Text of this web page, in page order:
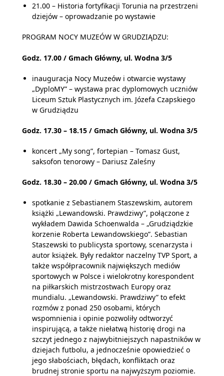
21.00 – Historia fortyfikacji Torunia na przestrzeni
dziejów – oprowadzanie po wystawie
PROGRAM NOCY MUZEÓW W GRUDZIĄDZU:
Godz. 17.00 / Gmach Główny, ul. Wodna 3/5
inauguracja Nocy Muzeów i otwarcie wystawy
„DyploMY” – wystawa prac dyplomowych uczniów
Liceum Sztuk Plastycznych im. Józefa Czapskiego
w Grudziądzu
Godz. 17.30 – 18.15 / Gmach Główny, ul. Wodna 3/5
koncert „My song”, fortepian – Tomasz Gust,
saksofon tenorowy – Dariusz Zaleśny
Godz. 18.30 – 20.00 / Gmach Główny, ul. Wodna 3/5
spotkanie z Sebastianem Staszewskim, autorem
książki „Lewandowski. Prawdziwy”, połączone z
wykładem Dawida Schoenwalda – „Grudziądzkie
korzenie Roberta Lewandowskiego”. Sebastian
Staszewski to publicysta sportowy, scenarzysta i
autor książek. Były redaktor naczelny TVP Sport, a
także współpracownik największych mediów
sportowych w Polsce i wielokrotny korespondent
na piłkarskich mistrzostwach Europy oraz
mundialu. „Lewandowski. Prawdziwy” to efekt
rozmów z ponad 250 osobami, których
wspomnienia i opinie pozwoliły odtworzyć
inspirującą, a także niełatwą historię drogi na
szczyt jednego z najwybitniejszych napastników w
dziejach futbolu, a jednocześnie opowiedzieć o
jego słabościach, błędach, konfliktach oraz
brudnej stronie sportu na najwyższym poziomie.